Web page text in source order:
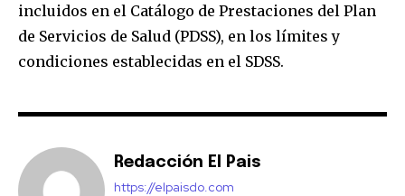
incluidos en el Catálogo de Prestaciones del Plan
de Servicios de Salud (PDSS), en los límites y
condiciones establecidas en el SDSS.
Redacción El Pais
https://elpaisdo.com